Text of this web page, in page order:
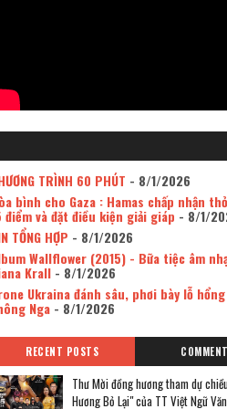
TRÌNH 60 PHÚT - 8/1/2026
bình cho Gaza : Hamas chấp nhận
điểm và đặt điều kiện giải giáp - 8/1/
TỔNG HỢP - 8/1/2026
Wallflower (2015) - Bữa tiệc âm
Krall- 8/1/2026
Ukraina đánh sâu, phơi bày lỗ
Nga- 8/1/2026
RECENT POSTS
Thư Mời đồng hương tham dự
Hương Bỏ Lại" của TT Việt Ngữ